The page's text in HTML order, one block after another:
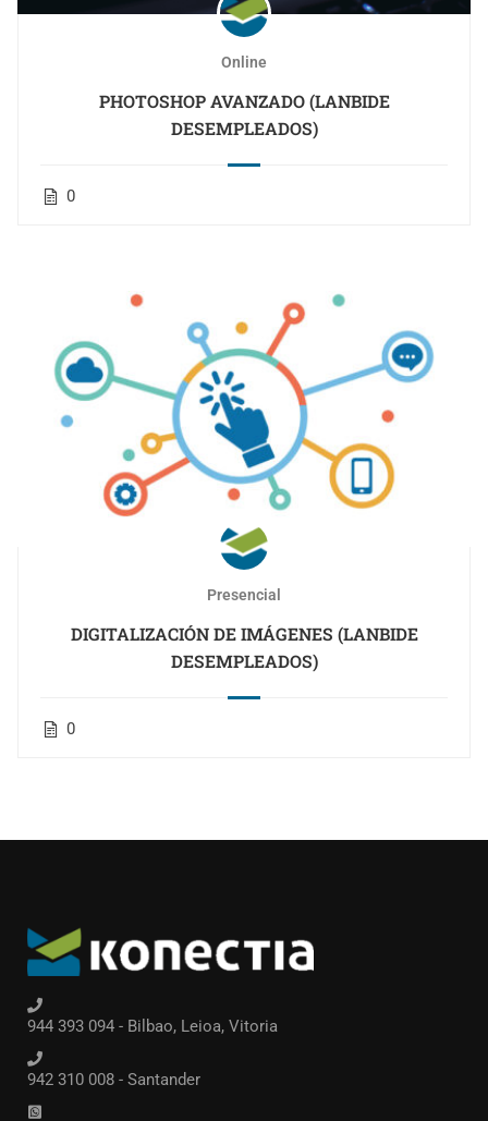
Online
PHOTOSHOP AVANZADO (LANBIDE
DESEMPLEADOS)
0
Presencial
DIGITALIZACIÓN DE IMÁGENES (LANBIDE
DESEMPLEADOS)
0
944 393 094 - Bilbao, Leioa, Vitoria
942 310 008 - Santander